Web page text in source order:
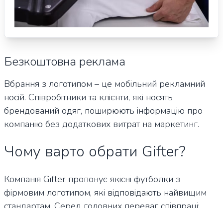
Безкоштовна реклама
Вбрання з логотипом – це мобільний рекламний
носій. Співробітники та клієнти, які носять
брендований одяг, поширюють інформацію про
компанію без додаткових витрат на маркетинг.
Чому варто обрати Gifter?
Компанія Gifter пропонує якісні футболки з
фірмовим логотипом, які відповідають найвищим